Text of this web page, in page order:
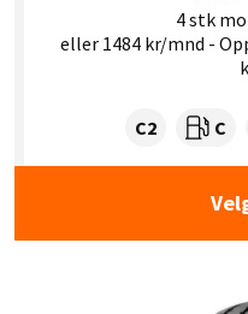
4 stk
eller 1484 kr/mnd -
Dekklasse:
C2 C